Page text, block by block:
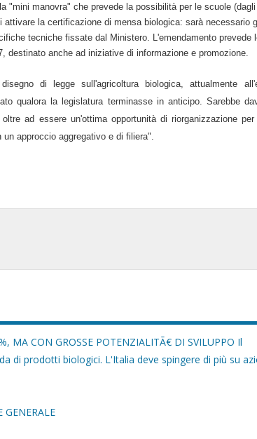
"mini manovra" che prevede la possibilità per le scuole
la certificazione di mensa biologica: sarà necessario
tecniche fissate dal Ministero. L'emendamento prevede
anche ad iniziative di informazione e promozione.
di legge sull'agricoltura biologica, attualmente
qualora la legislatura terminasse in anticipo. Sarebbe
ad essere un'ottima opportunità di riorganizzazione
approccio aggregativo e di filiera".
MA CON GROSSE POTENZIALITÃ€ DI SVILUPPO Il
di prodotti biologici. L'Italia deve spingere di più su
GENERALE